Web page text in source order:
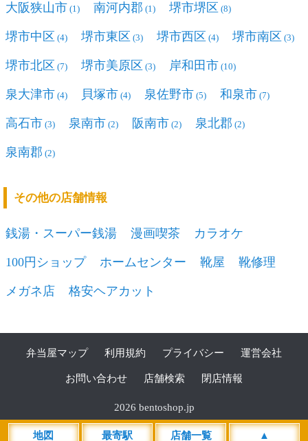
大阪狭山市 (1) 南河内郡 (1) 堺市堺区 (8)
堺市中区 (4) 堺市東区 (3) 堺市西区 (4) 堺市南区 (3)
堺市北区 (7) 堺市美原区 (3) 岸和田市 (10)
泉大津市 (4) 貝塚市 (4) 泉佐野市 (5) 和泉市 (7)
高石市 (3) 泉南市 (2) 阪南市 (2) 泉北郡 (2)
泉南郡 (2)
その他の店舗情報
銭湯・スーパー銭湯 漫画喫茶 カラオケ
100円ショップ ホームセンター 靴屋 靴修理
メガネ店 格安ヘアカット
地図 最寄駅 店舗一覧 ▲
弁当屋マップ 利用規約 プライバシー 運営会社
お問い合わせ 店舗検索 閉店情報
2026 bentoshop.jp